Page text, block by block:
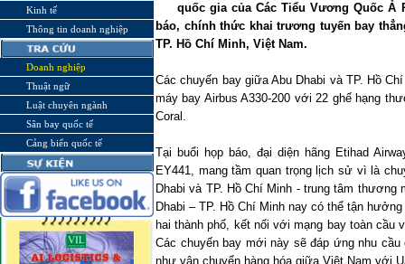
Kinh tế
Thông tin doanh nghiệp
Doanh nghiệp
Thuật ngữ
Luật chuyên ngành
Sân bay quốc tế
Cảng biển quốc tế
quốc gia củaCác Tiểu Vương Quốc Ả
báo, chính thức khai trương tuyếnbay
TP. Hồ Chí Minh, Việt Nam.
Các chuyến baygiữaAbu Dhabi và TP. Hồ
máy bay Airbus A330-200 với 22 ghế hạng
Coral.
Tại buổi họp báo, đại diện hãng Etihad
EY441, mang tầm quan trọng lịch sử vì là
Dhabi và TP. Hồ Chí Minh - trung tâm thương
Dhabi – TP. Hồ Chí Minh nay có thể tận
hai thành phố, kết nối với mạng bay toàn cầu
Các chuyến bay mới này sẽ đáp ứng nhu
như vận chuyển hàng hóa giữa Việt Nam với